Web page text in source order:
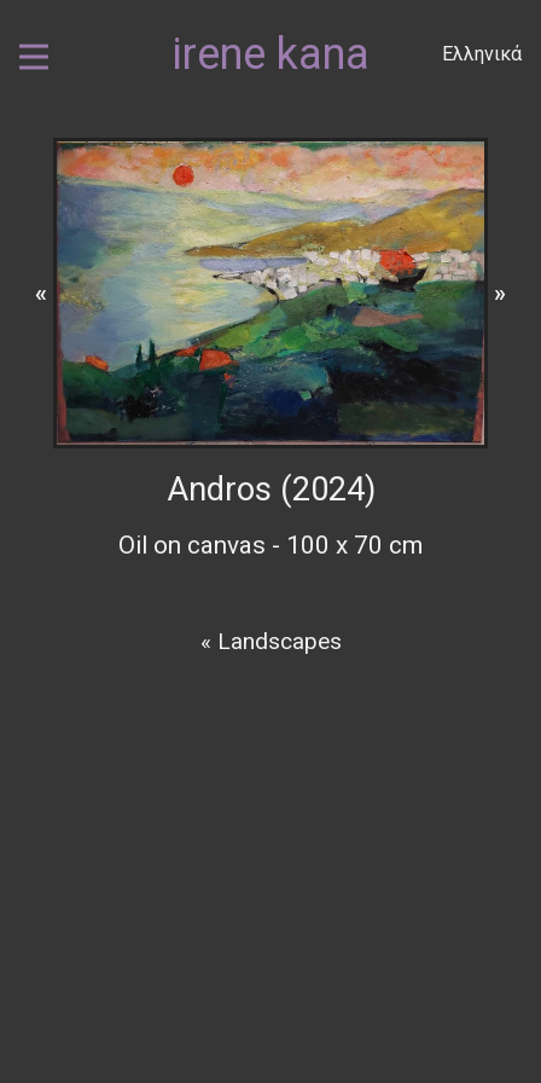
irene kana Ελληνικά
« »
Andros (2024)
Oil on canvas - 100 x 70 cm
« Landscapes